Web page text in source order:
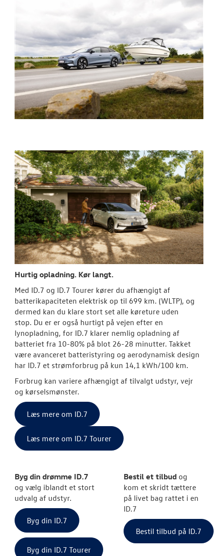
Hurtig opladning. Kør langt.
Med ID.7 og ID.7 Tourer kører du afhængigt af
batterikapaciteten elektrisk op til 699 km. (WLTP), og
dermed kan du klare stort set alle køreture uden
stop. Du er er også hurtigt på vejen efter en
lynopladning, for ID.7 klarer nemlig opladning af
batteriet fra 10-80% på blot 26-28 minutter. Takket
være avanceret batteristyring og aerodynamisk design
har ID.7 et strømforbrug på kun 14,1 kWh/100 km.
Forbrug kan variere afhængigt af tilvalgt udstyr, vejr
og kørselsmønster.
Læs mere om ID.7
Læs mere om ID.7 Tourer
Byg din drømme ID.7
og vælg iblandt et stort
udvalg af udstyr.
Byg din ID.7
Byg din ID.7 Tourer
Bestil et tilbud og
kom et skridt tættere
på livet bag rattet i en
ID.7
Bestil tilbud på ID.7